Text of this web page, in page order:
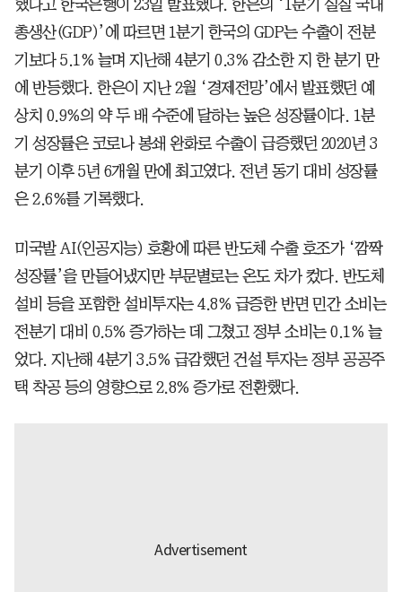
했다고 한국은행이 23일 발표했다. 한은의 ‘1분기 실질 국내
총생산(GDP)’에 따르면 1분기 한국의 GDP는 수출이 전분
기보다 5.1% 늘며 지난해 4분기 0.3% 감소한 지 한 분기 만
에 반등했다. 한은이 지난 2월 ‘경제전망’에서 발표했던 예
상치 0.9%의 약 두 배 수준에 달하는 높은 성장률이다. 1분
기 성장률은 코로나 봉쇄 완화로 수출이 급증했던 2020년 3
분기 이후 5년 6개월 만에 최고였다. 전년 동기 대비 성장률
은 2.6%를 기록했다.
미국발 AI(인공지능) 호황에 따른 반도체 수출 호조가 ‘깜짝
성장률’을 만들어냈지만 부문별로는 온도 차가 컸다. 반도체
설비 등을 포함한 설비투자는 4.8% 급증한 반면 민간 소비는
전분기 대비 0.5% 증가하는 데 그쳤고 정부 소비는 0.1% 늘
었다. 지난해 4분기 3.5% 급감했던 건설 투자는 정부 공공주
택 착공 등의 영향으로 2.8% 증가로 전환했다.